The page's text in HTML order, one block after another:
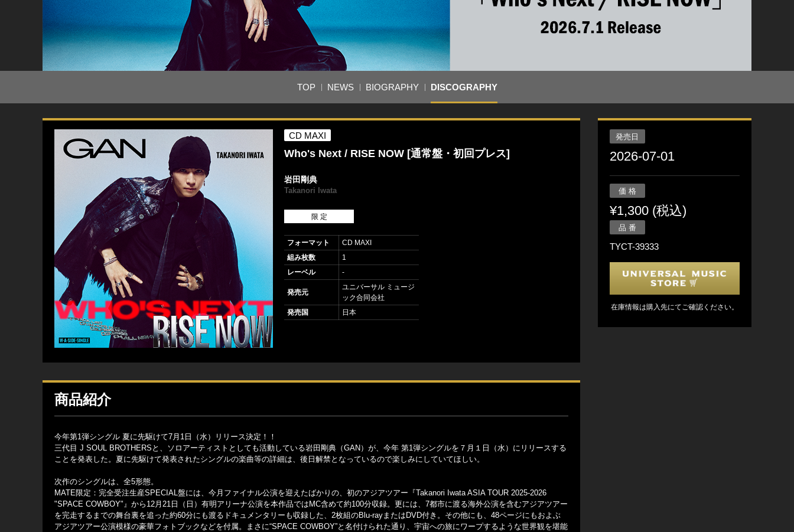
TOP NEWS BIOGRAPHY DISCOGRAPHY
CD MAXI
Who's Next / RISE NOW [通常盤・初回プレス]
岩田剛典
Takanori Iwata
限 定
フォーマット
CD MAXI
組み枚数
1
レーベル
-
発売元
ユニバーサル ミュージ
ック合同会社
発売国
日本
商品紹介
今年第1弾シングル 夏に先駆けて7月1日（水）リリース決定！！
三代目 J SOUL BROTHERSと、ソロアーティストとしても活動している岩田剛典（GAN）が、今年 第1弾シングルを７月１日（水）にリリースする
ことを発表した。夏に先駆けて発表されたシングルの楽曲等の詳細は、後日解禁となっているので楽しみにしていてほしい。
次作のシングルは、全5形態。
MATE限定：完全受注生産SPECIAL盤には、今月ファイナル公演を迎えたばかりの、初のアジアツアー『Takanori Iwata ASIA TOUR 2025-2026
"SPACE COWBOY"』から12月21日（日）有明アリーナ公演を本作品ではMC含めて約100分収録。更には、7都市に渡る海外公演を含むアジアツアー
を完走するまでの舞台裏を追った約60分にも渡るドキュメンタリーも収録した、2枚組のBlu-rayまたはDVD付き。その他にも、48ページにもおよぶ
アジアツアー公演模様の豪華フォトブックなどを付属。まさに“SPACE COWBOY”と名付けられた通り、宇宙への旅にワープするような世界観を堪能
発売日
2026-07-01
価 格
¥1,300 (税込)
品 番
TYCT-39333
在庫情報は購入先にてご確認ください。